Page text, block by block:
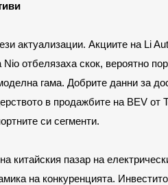
актуализации. Акциите на Li
отбелязаха скок, вероятно
гама. Добрите данни за
в продажбите на BEV от
си сегменти.
китайския пазар на
на конкуренцията.